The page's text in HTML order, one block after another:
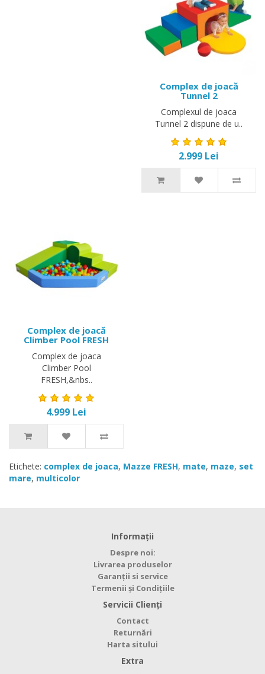
Complex de joacă
Tunnel 2
Complexul de joaca
Tunnel 2 dispune de u..
2.999 Lei
Complex de joacă
Climber Pool FRESH
Complex de joaca
Climber Pool
FRESH,&nbs..
4.999 Lei
Etichete: complex de joaca, Mazze FRESH, mate, maze, set
mare, multicolor
Informaţii
Despre noi:
Livrarea produselor
Garanții si service
Termenii și Condițiile
Servicii Clienţi
Contact
Returnări
Harta sitului
Extra